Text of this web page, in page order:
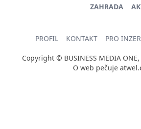
ZAHRADA
PROFIL KONTAKT PRO
Copyright © BUSINESS MEDIA